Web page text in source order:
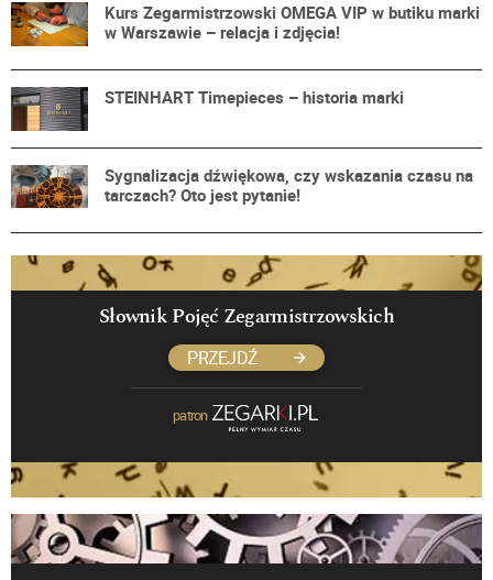
Kurs Zegarmistrzowski OMEGA VIP w butiku marki
w Warszawie – relacja i zdjęcia!
STEINHART Timepieces – historia marki
Sygnalizacja dźwiękowa, czy wskazania czasu na
tarczach? Oto jest pytanie!
Słownik Pojęć Zegarmistrzowskich
PRZEJDŹ
patron